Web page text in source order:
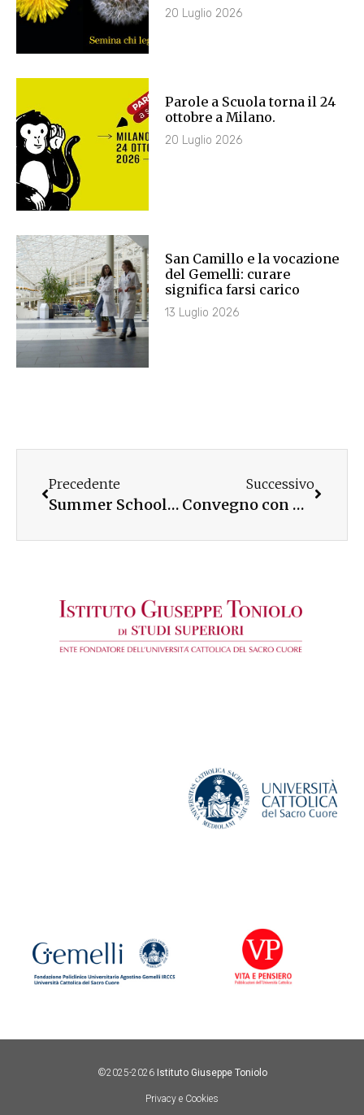
20 Luglio 2026
Parole a Scuola torna il 24
ottobre a Milano.
20 Luglio 2026
San Camillo e la vocazione
del Gemelli: curare
significa farsi carico
13 Luglio 2026
Precedente
Summer School tra i padiglioni di Expo
Successivo
Convegno con monsignor Galantino per teologi e assistenti
©2025-2026 Istituto Giuseppe Toniolo
Privacy e Cookies